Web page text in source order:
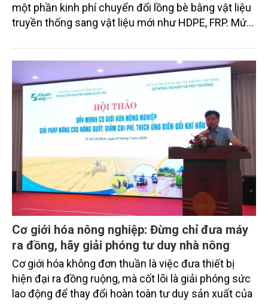
một phần kinh phí chuyển đổi lồng bè bằng vật liệu
truyền thống sang vật liệu mới như HDPE, FRP. Mức
cá nhân hoặc thành viên của tổ chức nuôi trồng
Cơ giới hóa nông nghiệp: Đừng chỉ đưa máy
ra đồng, hãy giải phóng tư duy nhà nông
Cơ giới hóa không đơn thuần là việc đưa thiết bị
hiện đại ra đồng ruộng, mà cốt lõi là giải phóng sức
lao động để thay đổi hoàn toàn tư duy sản xuất của